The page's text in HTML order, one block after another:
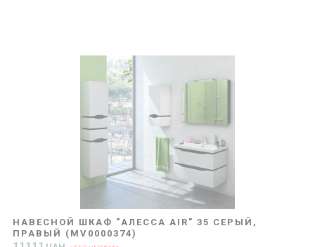
НАВЕСНОЙ ШКАФ "АЛЕССА AIR" 35 СЕРЫЙ,
ПРАВЫЙ (MV0000374)